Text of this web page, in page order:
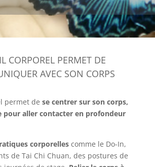
CORPOREL PERMET DE
AVEC SON CORPS
permet de se centrer sur son corps,
pour aller contacter en profondeur
corporellescomme le Do-In,
de Tai Chi Chuan, des postures de